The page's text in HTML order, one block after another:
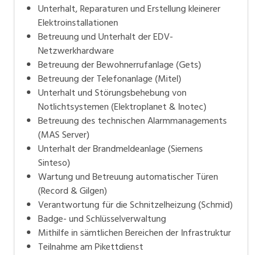
Unterhalt, Reparaturen und Erstellung kleinerer
Elektroinstallationen
Betreuung und Unterhalt der EDV-
Netzwerkhardware
Betreuung der Bewohnerrufanlage (Gets)
Betreuung der Telefonanlage (Mitel)
Unterhalt und Störungsbehebung von
Notlichtsystemen (Elektroplanet & Inotec)
Betreuung des technischen Alarmmanagements
(MAS Server)
Unterhalt der Brandmeldeanlage (Siemens
Sinteso)
Wartung und Betreuung automatischer Türen
(Record & Gilgen)
Verantwortung für die Schnitzelheizung (Schmid)
Badge- und Schlüsselverwaltung
Mithilfe in sämtlichen Bereichen der Infrastruktur
Teilnahme am Pikettdienst